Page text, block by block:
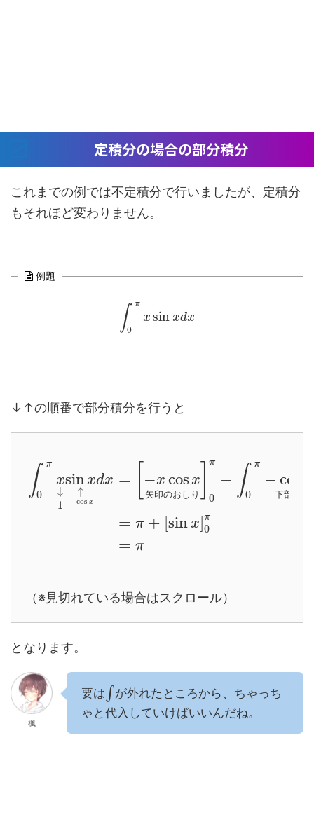
定積分の場合の部分積分
これまでの例では不定積分で行いましたが、定積分
もそれほど変わりません。
例題
∫ π
0
x sin xdx
↓↑の順番で部分積分を行うと
∫ π
0
x
↓
1
sinx
↑
− cos x
dx = −x cos x
矢印のお し り
π
0
− ∫ π
0
− cos
下部
= π + sinx π
0
= π
（※見切れている場合はスクロール）
となります。
楓
要は ∫ が外れたところから、ちゃっち
ゃと代入していけばいいんだね。